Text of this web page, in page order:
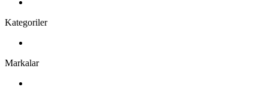
Kategoriler
Markalar